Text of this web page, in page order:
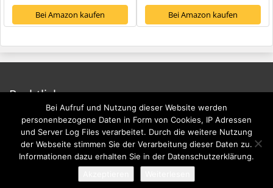
Bei Amazon kaufen Bei Amazon kaufen
Rechtliches
Impressum
Datenschutzerklärung
Bei Aufruf und Nutzung dieser Website werden
personenbezogene Daten in Form von Cookies, IP Adressen
und Server Log Files verarbeitet. Durch die weitere Nutzung
der Webseite stimmen Sie der Verarbeitung dieser Daten zu.
Informationen dazu erhalten Sie in der Datenschutzerklärung.